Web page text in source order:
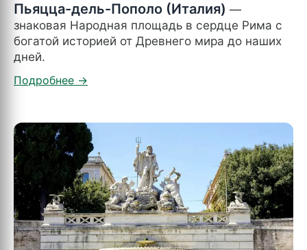
Пьяцца-дель-Пополо (Италия) —
знаковая Народная площадь в сердце Рима с
богатой историей от Древнего мира до наших
дней.